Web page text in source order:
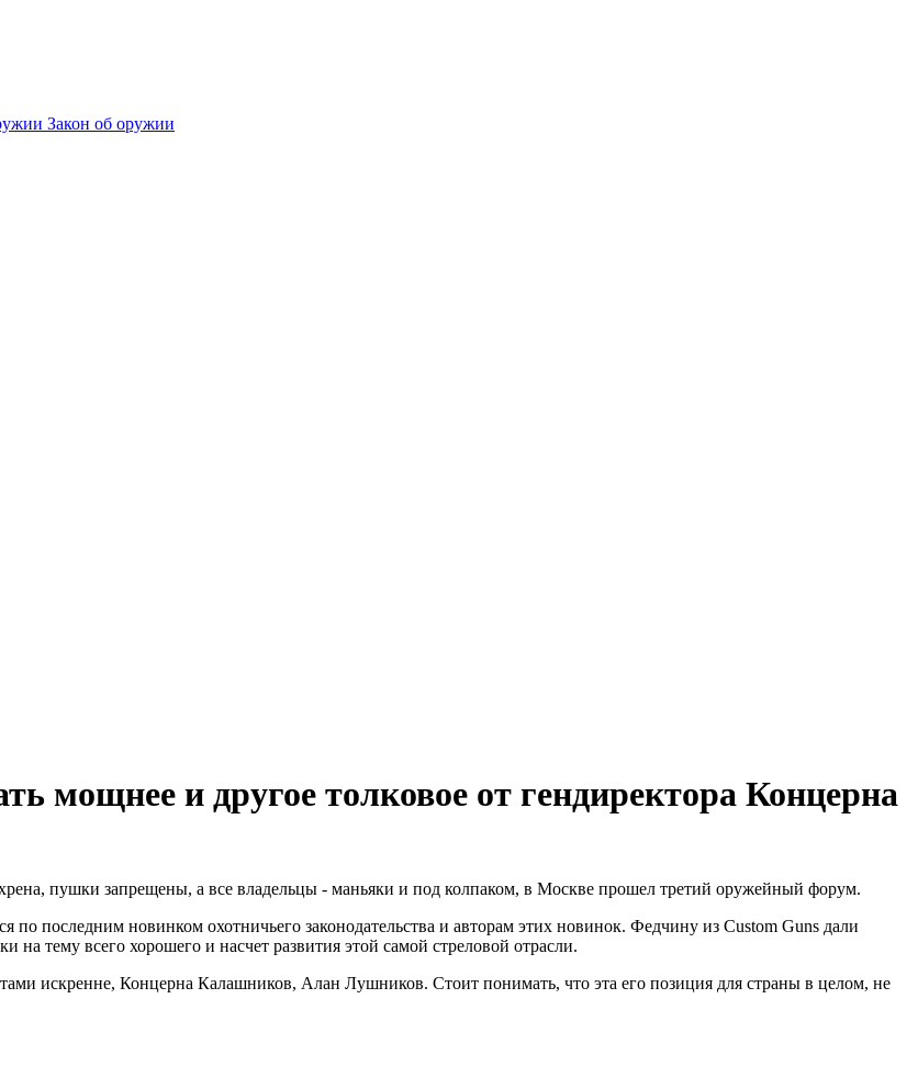
Закон об оружии
мощнее и другое толковое от гендиректора Концерна
пушки запрещены, а все владельцы - маньяки и под колпаком, в Москве прошел третий оружейный форум.
последним новинком охотничьего законодательства и авторам этих новинок. Федчину из Custom Guns дали
тему всего хорошего и насчет развития этой самой стреловой отрасли.
искренне, Концерна Калашников, Алан Лушников. Стоит понимать, что эта его позиция для страны в целом, не